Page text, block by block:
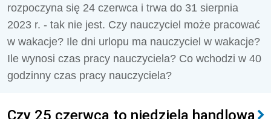
rozpoczyna się 24 czerwca i trwa do 31 sierpnia
2023 r. - tak nie jest. Czy nauczyciel może pracować
w wakacje? Ile dni urlopu ma nauczyciel w wakacje?
Ile wynosi czas pracy nauczyciela? Co wchodzi w 40
godzinny czas pracy nauczyciela?
Czy 25 czerwca to niedziela handlowa